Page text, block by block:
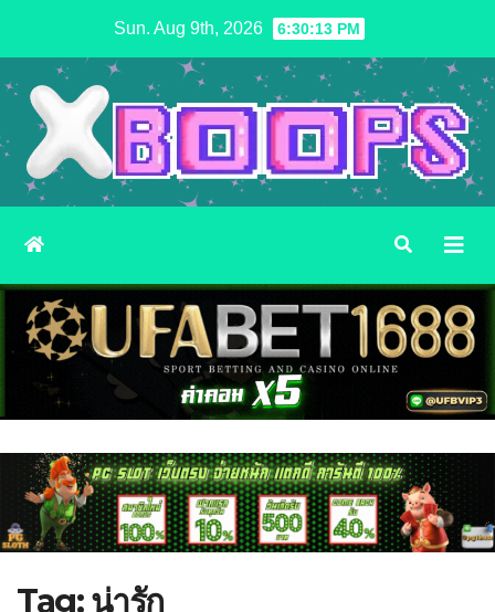
content
Sun. Aug 9th, 2026 6:30:15 PM
Tag:น่ารัก